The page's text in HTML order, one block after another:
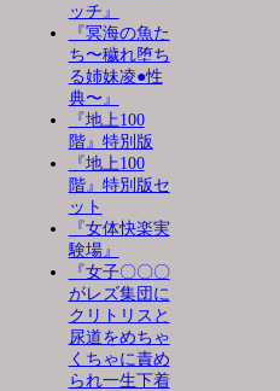
ッチ』
『冥海の魚た
ち〜穢れ堕ち
る姉妹凌●性
典〜』
『地上100
階』特別版
『地上100
階』特別版セ
ット
『女体快楽実
験場』
『女子〇〇〇
がレズ集団に
クリトリスと
尿道をめちゃ
くちゃに責め
られ一生下着